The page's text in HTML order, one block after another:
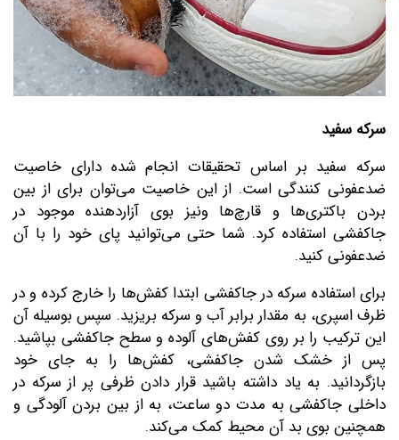
سرکه سفید
سرکه سفید بر اساس تحقیقات انجام شده دارای خاصیت
ضدعفونی کنندگی است. از این خاصیت می‌توان برای از بین
بردن باکتری‌ها و قارچ‌ها ونیز بوی آزاردهنده موجود در
جاکفشی استفاده کرد. شما حتی می‌توانید پای خود را با آن
ضدعفونی کنید.
برای استفاده سرکه در جاکفشی ابتدا کفش‌ها را خارج کرده و در
ظرف اسپری، به مقدار برابر آب و سرکه بریزید. سپس بوسیله آن
این ترکیب را بر روی کفش‌های آلوده و سطح جاکفشی بپاشید.
پس از خشک شدن جاکفشی، کفش‌ها را به جای خود
بازگردانید. به یاد داشته باشید قرار دادن ظرفی پر از سرکه در
داخلی جاکفشی به مدت دو ساعت، به از بین بردن آلودگی و
همچنین بوی بد آن محیط کمک می‌کند.